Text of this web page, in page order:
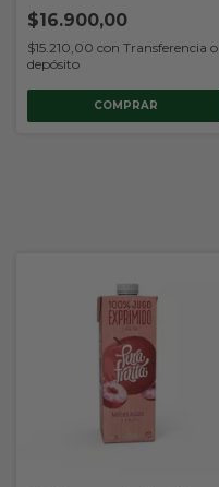
$16.900,00
$15.210,00 con Transferencia o
depósito